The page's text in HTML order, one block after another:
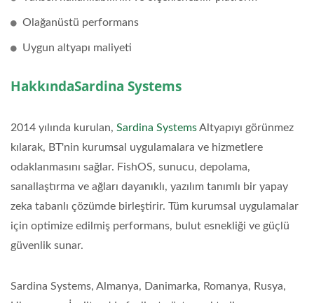
Olağanüstü performans
Uygun altyapı maliyeti
HakkındaSardina Systems
2014 yılında kurulan, Sardina SystemsAltyapıyı görünmez
kılarak, BT'nin kurumsal uygulamalara ve hizmetlere
odaklanmasını sağlar. FishOS, sunucu, depolama,
sanallaştırma ve ağları dayanıklı, yazılım tanımlı bir yapay
zeka tabanlı çözümde birleştirir. Tüm kurumsal uygulamalar
için optimize edilmiş performans, bulut esnekliği ve güçlü
güvenlik sunar.
Sardina Systems, Almanya, Danimarka, Romanya, Rusya,